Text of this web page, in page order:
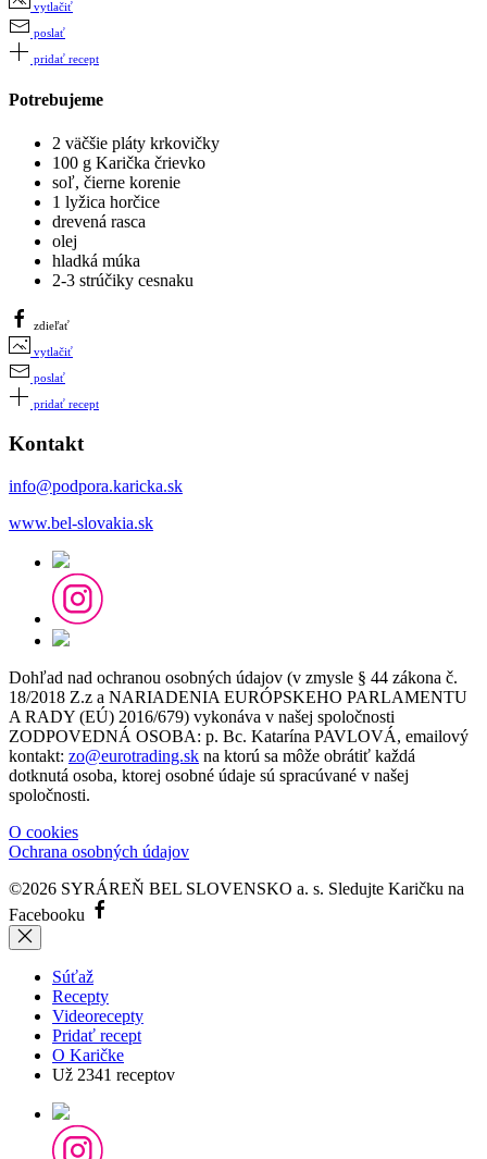
vytlačiť
poslať
pridať recept
Potrebujeme
2 väčšie pláty krkovičky
100 g Karička črievko
soľ, čierne korenie
1 lyžica horčice
drevená rasca
olej
hladká múka
2-3 strúčiky cesnaku
zdieľať
vytlačiť
poslať
pridať recept
Kontakt
info@podpora.karicka.sk
www.bel-slovakia.sk
Dohľad nad ochranou osobných údajov (v zmysle § 44 zákona č.
18/2018 Z.z a NARIADENIA EURÓPSKEHO PARLAMENTU
A RADY (EÚ) 2016/679) vykonáva v našej spoločnosti
ZODPOVEDNÁ OSOBA: p. Bc. Katarína PAVLOVÁ, emailový
kontakt: zo@eurotrading.sk na ktorú sa môže obrátiť každá
dotknutá osoba, ktorej osobné údaje sú spracúvané v našej
spoločnosti.
O cookies
Ochrana osobných údajov
©2026 SYRÁREŇ BEL SLOVENSKO a. s. Sledujte Karičku na
Facebooku
Súťaž
Recepty
Videorecepty
Pridať recept
O Karičke
Už 2341 receptov